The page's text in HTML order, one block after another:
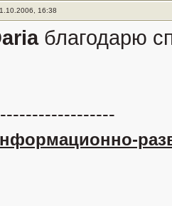
16:38
благодарю